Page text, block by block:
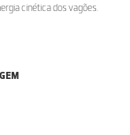
cinética dos vagões.